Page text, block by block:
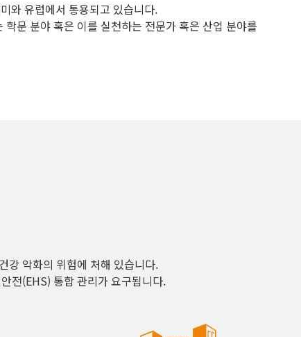
와 유럽에서 통용되고 있습니다.
문 분야 혹은 이를 실천하는 전문가 혹은 산업 분야를
강 악화의 위험에 처해 있습니다.
전(EHS) 통합 관리가 요구됩니다.